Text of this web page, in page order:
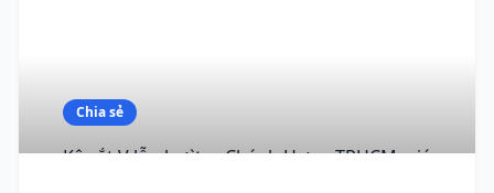
Chia sẻ
Kệ sắt V lỗ phường Chánh Hưng TPHCM, giá